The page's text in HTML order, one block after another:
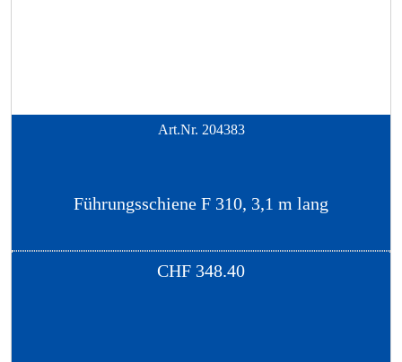
Art.Nr. 204383
Führungsschiene F 310, 3,1 m lang
CHF 348.40